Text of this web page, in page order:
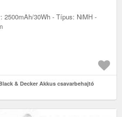
2500mAh/30Wh - Típus: NiMH -
& Decker Akkus csavarbehajtó